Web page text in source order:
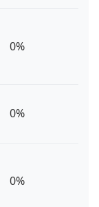
0%
0%
0%